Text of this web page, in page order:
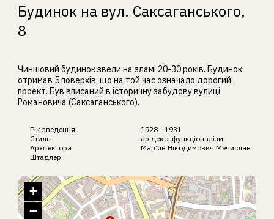
Будинок на вул. Саксаганського,
8
Чиншовий будинок звели на зламі 20-30 років. Будинок
отримав 5 поверхів, що на той час означало дорогий
проект. Був вписаний в історичну забудову вулиці
Романовича (Саксаганського).
Рік зведення:
1928 - 1931
Стиль:
ар деко функціоналізм
Архітектори:
Мар’ян Нікодимович Мечислав
Штадлер
+
−